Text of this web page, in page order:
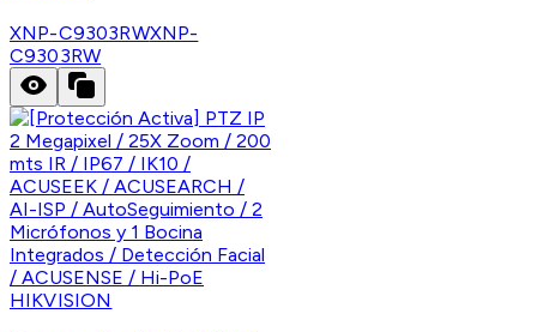
XNP-C9303RWXNP-
C9303RW
HIKVISION